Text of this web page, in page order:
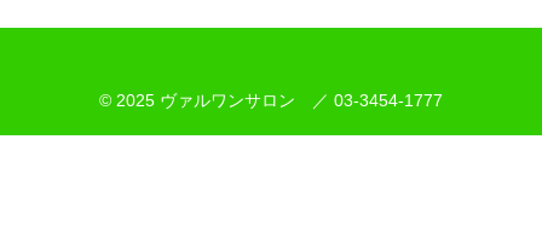
© 2025 ヴァルワンサロン ／ 03-3454-1777